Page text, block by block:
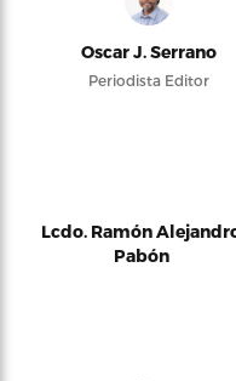
Oscar J. Serrano
Periodista Editor
Lcdo. Ramón
Pabón